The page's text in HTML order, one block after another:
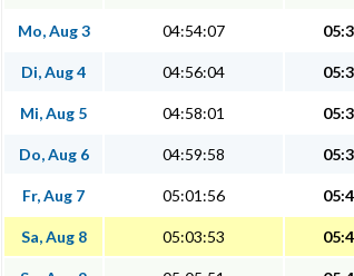
Mo, Aug 3 04:54:07
Di, Aug 4 04:56:04
Mi, Aug 5 04:58:01
Do, Aug 6 04:59:58
Fr, Aug 7 05:01:56
Sa, Aug 8 05:03:53